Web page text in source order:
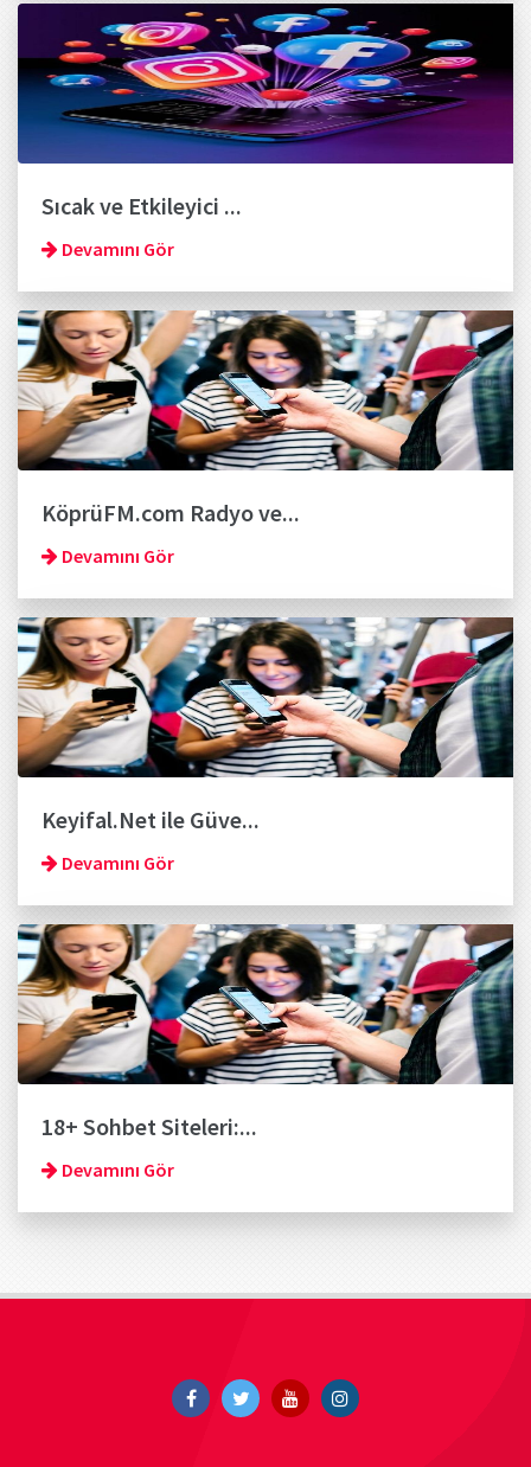
Sıcak ve Etkileyici ...
Devamını Gör
KöprüFM.com Radyo ve...
Devamını Gör
Keyifal.Net ile Güve...
Devamını Gör
18+ Sohbet Siteleri:...
Devamını Gör